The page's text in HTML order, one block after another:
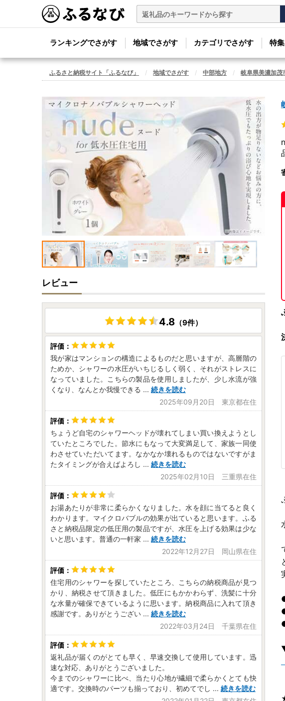
ランキングでさがす 地域でさがす カテゴリでさがす 特
ふるさと納税サイト「ふるなび」 地域でさがす 中部地方 岐阜県美濃加茂
レビュー
4.8 （9件）
我が家はマンションの構造によるものだと思いますが、高層階の
ためか、シャワーの水圧がいちじるしく弱く、それがストレスに
なっていました。こちらの製品を使用しましたが、少し水流が強
くなり、なんとか我慢できる ... 続きを読む
2025年09月20日 東京都在住
ちょうど自宅のシャワーヘッドが壊れてしまい買い換えようとし
ていたところでした。節水にもなって大変満足して、家族一同使
わさせていただいてます。なかなか壊れるものではないですがま
たタイミングが合えばよろし ... 続きを読む
2025年02月10日 三重県在住
お湯あたりが非常に柔らかくなりました。水を顔に当てると良く
わかります。マイクロバブルの効果が出ていると思います。ふる
さと納税品限定の低圧用の製品ですが、水圧を上げる効果は少な
いと思います。普通の一軒家 ... 続きを読む
2022年12月27日 岡山県在住
住宅用のシャワーを探していたところ、こちらの納税商品が見つ
かり、納税させて頂きました。低圧にもかかわらず、洗髪に十分
な水量が確保できているように思います。納税商品に入れて頂き
感謝です。ありがとうござい ... 続きを読む
2022年03月24日 千葉県在住
返礼品が届くのがとても早く、早速交換して使用しています。迅
速な対応、ありがとうございました。
今までのシャワーに比べ、当たり心地が繊細で柔らかくとても快
適です。交換時のパーツも揃っており、初めてでし ... 続きを読む